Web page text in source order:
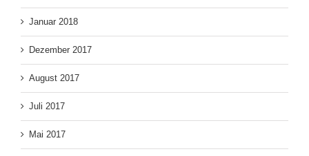
Januar 2018
Dezember 2017
August 2017
Juli 2017
Mai 2017